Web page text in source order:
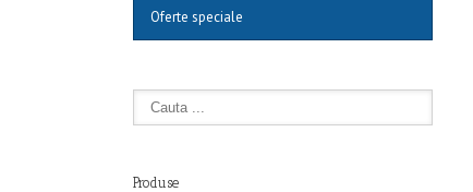
Oferte speciale
Produse